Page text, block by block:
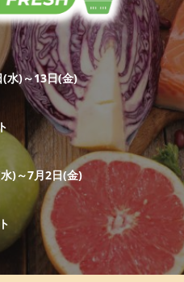
調理器具”輸出EXPO
日
イト / Tokyo Big Sight
水)～13日(金)
)～7月2日(金)